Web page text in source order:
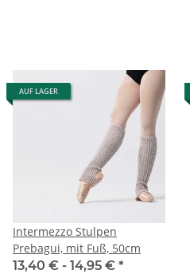
AUF LAGER
Intermezzo Stulpen
Prebagui, mit Fuß, 50cm
13,40 € - 14,95 € *